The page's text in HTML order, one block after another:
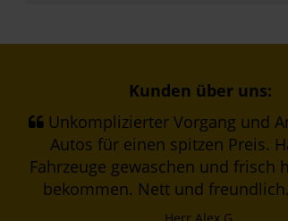
Kunden über uns:
Unkomplizierter Vorgang und
Autos für einen spitzen Preis.
Fahrzeuge gewaschen und frisch
bekommen. Nett und